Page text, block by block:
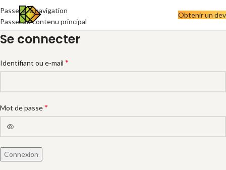
Passer à la navigation
Passer au contenu principal
Obtenir un
Se connecter
Identifiant ou e-mail *
Mot de passe*
Connexion